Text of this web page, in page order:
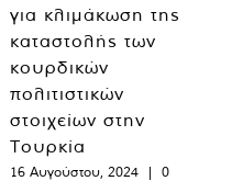
για κλιμάκωση της
καταστολής των
κουρδικών
πολιτιστικών
στοιχείων στην
Τουρκία
16 Αυγούστου, 2024 |
0